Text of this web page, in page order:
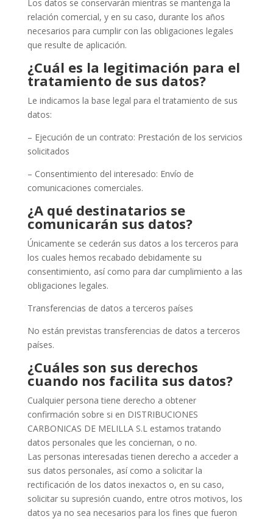
Los datos se conservarán mientras se mantenga la
relación comercial, y en su caso, durante los años
necesarios para cumplir con las obligaciones legales
que resulte de aplicación.
¿Cuál es la legitimación para el
tratamiento de sus datos?
Le indicamos la base legal para el tratamiento de sus
datos:
– Ejecución de un contrato: Prestación de los servicios
solicitados
– Consentimiento del interesado: Envío de
comunicaciones comerciales.
¿A qué destinatarios se
comunicarán sus datos?
Únicamente se cederán sus datos a los terceros para
los cuales hemos recabado debidamente su
consentimiento, así como para dar cumplimiento a las
obligaciones legales.
Transferencias de datos a terceros países
No están previstas transferencias de datos a terceros
países.
¿Cuáles son sus derechos
cuando nos facilita sus datos?
Cualquier persona tiene derecho a obtener
confirmación sobre si en DISTRIBUCIONES
CARBONICAS DE MELILLA S.L estamos tratando
datos personales que les conciernan, o no.
Las personas interesadas tienen derecho a acceder a
sus datos personales, así como a solicitar la
rectificación de los datos inexactos o, en su caso,
solicitar su supresión cuando, entre otros motivos, los
datos ya no sea necesarios para los fines que fueron